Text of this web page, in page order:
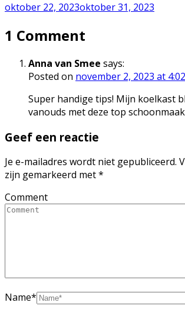
oktober 22, 2023oktober 31, 2023
1 Comment
Anna van Smee says:
Posted on november 2, 2023 at
Super handige tips! Mijn koelkast
vanouds met deze top
Geef een reactie
Je e-mailadres wordt niet gepubliceerd.
zijn gemarkeerd met*
Comment
Name*